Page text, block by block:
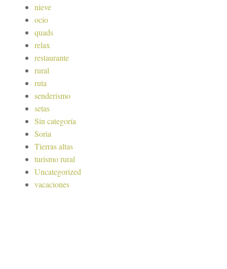
nieve
ocio
quads
relax
restaurante
rural
ruta
senderismo
setas
Sin categoría
Soria
Tierras altas
turismo rural
Uncategorized
vacaciones